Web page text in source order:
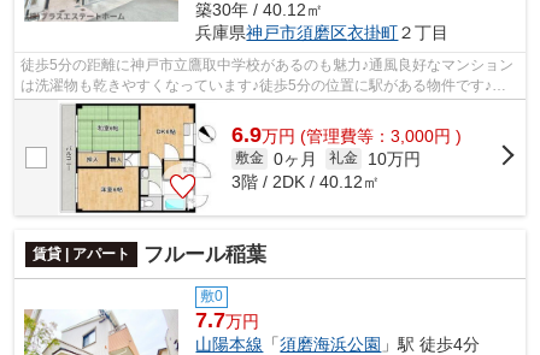
築30年 / 40.12㎡
兵庫県神戸市須磨区衣掛町２丁目
徒歩5分の距離に神戸市立鷹取中学校があるのも魅力♪通風良好なマンション
は洗濯物も乾きやすくなっています♪徒歩5分の位置に駅がある物件です♪初
期費用をカードでお支払いいただけるの...
6.9万円 (管理費等：3,000円 )
敷金 0ヶ月 礼金
10万円
3階 / 2DK / 40.12㎡
賃貸 | アパート フルール稲葉
敷0
7.7万円
山陽本線 「須磨海浜公園 」駅 徒歩4分